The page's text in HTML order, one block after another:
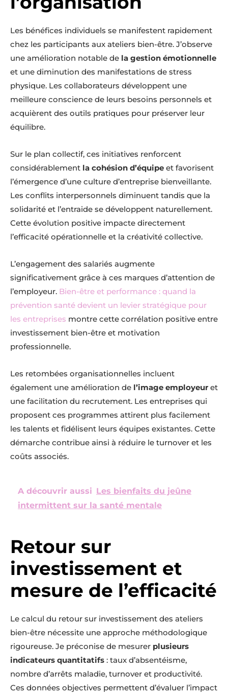
Les bénéfices individuels se manifestent rapidement
chez les participants aux ateliers bien-être. J’observe
une amélioration notable de la gestion émotionnelle
et une diminution des manifestations de stress
physique. Les collaborateurs développent une
meilleure conscience de leurs besoins personnels et
acquièrent des outils pratiques pour préserver leur
équilibre.
Sur le plan collectif, ces initiatives renforcent
considérablement la cohésion d’équipe et favorisent
l’émergence d’une culture d’entreprise bienveillante.
Les conflits interpersonnels diminuent tandis que la
solidarité et l’entraide se développent naturellement.
Cette évolution positive impacte directement
l’efficacité opérationnelle et la créativité collective.
L’engagement des salariés augmente
significativement grâce à ces marques d’attention de
l’employeur. Bien-être et performance : quand la
prévention santé devient un levier stratégique pour
les entreprises montre cette corrélation positive entre
investissement bien-être et motivation
professionnelle.
Les retombées organisationnelles incluent
également une amélioration de l’image employeur et
une facilitation du recrutement. Les entreprises qui
proposent ces programmes attirent plus facilement
les talents et fidélisent leurs équipes existantes. Cette
démarche contribue ainsi à réduire le turnover et les
coûts associés.
A découvrir aussi Les bienfaits du jeûne
intermittent sur la santé mentale
Retour sur
investissement et
mesure de l’efficacité
Le calcul du retour sur investissement des ateliers
bien-être nécessite une approche méthodologique
rigoureuse. Je préconise de mesurer plusieurs
indicateurs quantitatifs : taux d’absentéisme,
nombre d’arrêts maladie, turnover et productivité.
Ces données objectives permettent d’évaluer l’impact